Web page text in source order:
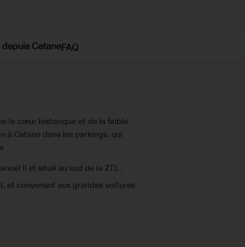
depuis Catane FAQ
le cœur historique et de la faible
à Catane dans les parkings, qui
.
II et situé au sud de la ZTL ;
et convenant aux grandes voitures.